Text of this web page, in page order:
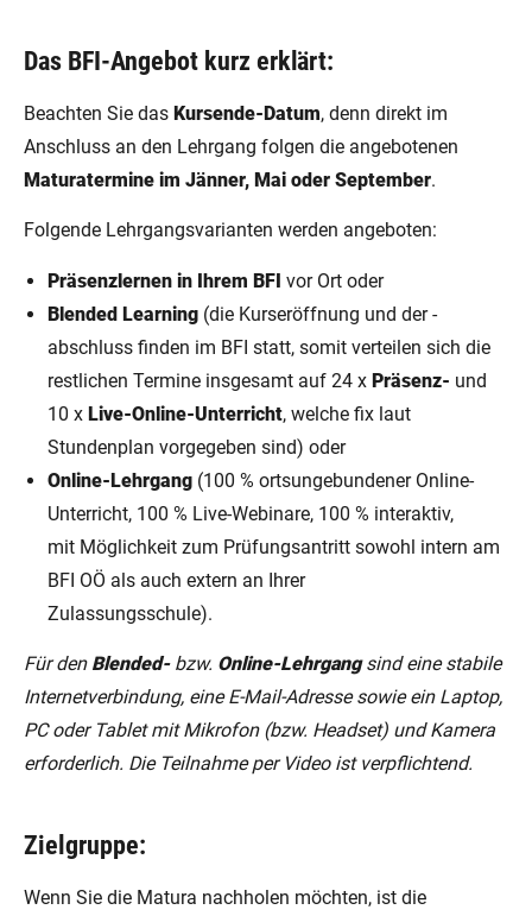
Das BFI-Angebot kurz erklärt:
Beachten Sie das Kursende-Datum, denn direkt im
Anschluss an den Lehrgang folgen die angebotenen
Maturatermine im Jänner, Mai oder September.
Folgende Lehrgangsvarianten werden angeboten:
Präsenzlernen in Ihrem BFI vor Ort oder
Blended Learning (die Kurseröffnung und der -
abschluss finden im BFI statt, somit verteilen sich die
restlichen Termine insgesamt auf 24 x Präsenz- und
10 x Live-Online-Unterricht, welche fix laut
Stundenplan vorgegeben sind) oder
Online-Lehrgang (100 % ortsungebundener Online-
Unterricht, 100 % Live-Webinare, 100 % interaktiv,
mit Möglichkeit zum Prüfungsantritt sowohl intern am
BFI OÖ als auch extern an Ihrer
Zulassungsschule).
Für den Blended- bzw. Online-Lehrgangsind eine stabile
Internetverbindung, eine E-Mail-Adresse sowie ein Laptop,
PC oder Tablet mit Mikrofon (bzw. Headset) und Kamera
erforderlich. Die Teilnahme per Video ist verpflichtend.
Zielgruppe:
Wenn Sie die Matura nachholen möchten, ist die